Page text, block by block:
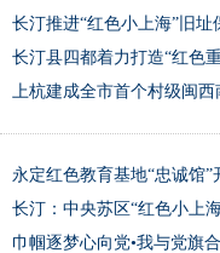
长汀推进“红色小上海”旧址
长汀县四都着力打造“红色
上杭建成全市首个村级闽
永定红色教育基地“忠诚馆”
长汀：中央苏区“红色小上
巾帼逐梦心向党•我与党旗